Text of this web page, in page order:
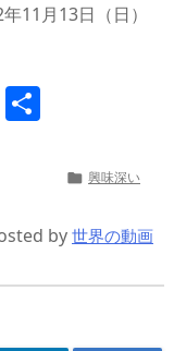
月13日（日）
R
ai
 興味深い
by世界の動画